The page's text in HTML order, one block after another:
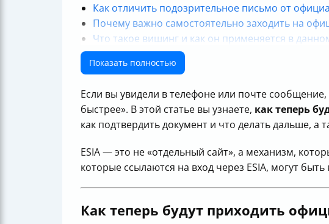
Как отличить подозрительное письмо от
Почему важно самостоятельно заходить на
Что такое вишинг и как он применяется в
Что делать при тревожных сообщениях про
Что такое фишинговые письма от имени ФНС
Почему не следует переходить по ссылкам в
Показать полностью
Если вы увидели в телефоне или почте
быстрее». В этой статье вы узнаете, как теперь
как подтвердить документ и что делать дальше,
ESIA — это не «отдельный сайт», а механизм,
которые ссылаются на вход через ESIA, могут
Как теперь будут приходить